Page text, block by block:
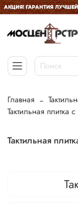
Главная
Тактильная
Тактильная